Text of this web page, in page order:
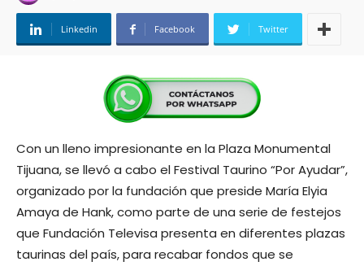
Linkedin Facebook Twitter
Con un lleno impresionante en la Plaza Monumental
Tijuana, se llevó a cabo el Festival Taurino “Por Ayudar”,
organizado por la fundación que preside María Elyia
Amaya de Hank, como parte de una serie de festejos
que Fundación Televisa presenta en diferentes plazas
taurinas del país, para recabar fondos que se